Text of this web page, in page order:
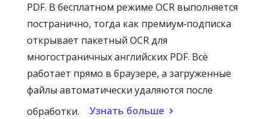
PDF. В бесплатном режиме OCR выполняется
постранично, тогда как премиум‑подписка
открывает пакетный OCR для
многостраничных английских PDF. Всё
работает прямо в браузере, а загруженные
файлы автоматически удаляются после
обработки.
Узнать больше